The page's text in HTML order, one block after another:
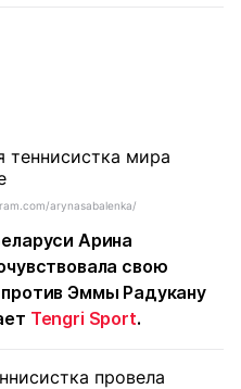
arynasabalenka/
Арина
свою
Эммы Радукану
Tengri Sport.
провела